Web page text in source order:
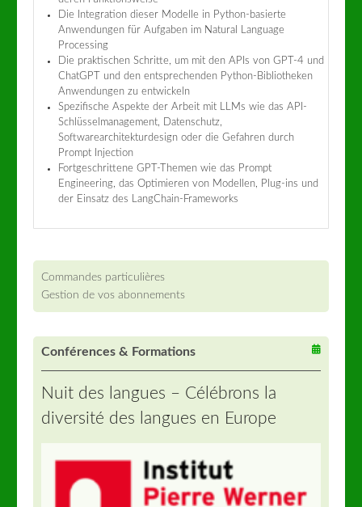
Die Integration dieser Modelle in Python-basierte
Anwendungen für Aufgaben im Natural Language
Processing
Die praktischen Schritte, um mit den APIs von GPT-4 und
ChatGPT und den entsprechenden Python-Bibliotheken
Anwendungen zu entwickeln
Spezifische Aspekte der Arbeit mit LLMs wie das API-
Schlüsselmanagement, Datenschutz,
Softwarearchitekturdesign oder die Gefahren durch
Prompt Injection
Fortgeschrittene GPT-Themen wie das Prompt
Engineering, das Optimieren von Modellen, Plug-ins und
der Einsatz des LangChain-Frameworks
Commandes particulières
Gestion de vos abonnements
Conférences & Formations
Nuit des langues – Célébrons la
diversité des langues en Europe